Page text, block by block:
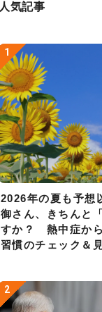
人気記事
2026年の夏も予
御さん、きちんと
すか？ 熱中症か
習慣のチェック＆